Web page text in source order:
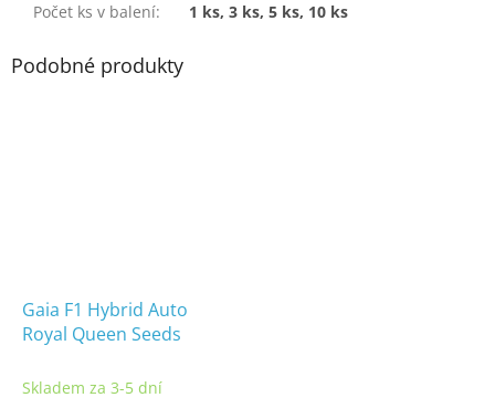
Počet ks v balení: 1 ks, 3 ks, 5 ks, 10 ks
Podobné produkty
Gaia F1 Hybrid Auto
Royal Queen Seeds
Skladem za 3-5 dní